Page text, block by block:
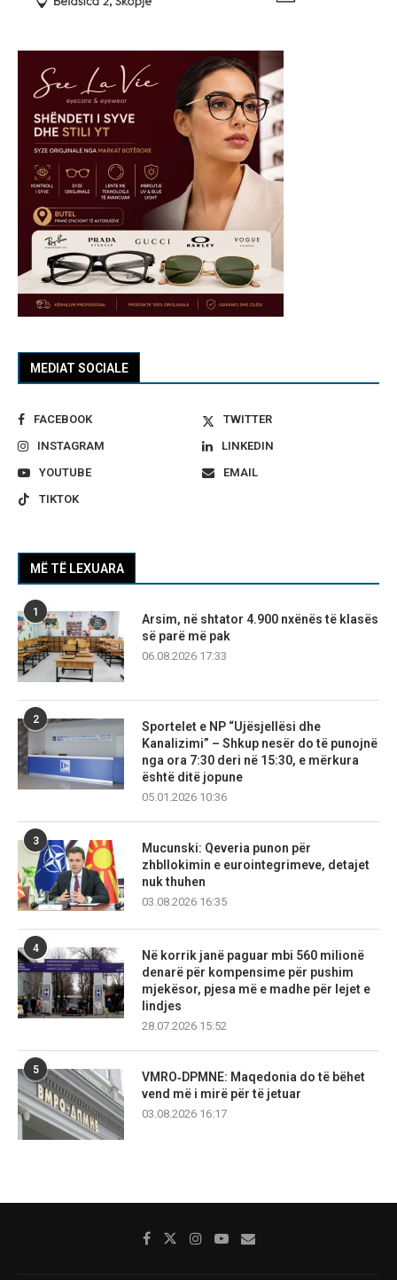
MEDIAT SOCIALE
FACEBOOK
TWITTER
INSTAGRAM
LINKEDIN
YOUTUBE
EMAIL
TIKTOK
MË TË LEXUARA
1
Arsim, në shtator 4.900 nxënës të klasës
së parë më pak
06.08.2026 17:33
2
Sportelet e NP “Ujësjellësi dhe
Kanalizimi” – Shkup nesër do të punojnë
nga ora 7:30 deri në 15:30, e mërkura
është ditë jopune
05.01.2026 10:36
3
Mucunski: Qeveria punon për
zhbllokimin e eurointegrimeve, detajet
nuk thuhen
03.08.2026 16:35
4
Në korrik janë paguar mbi 560 milionë
denarë për kompensime për pushim
mjekësor, pjesa më e madhe për lejet e
lindjes
28.07.2026 15:52
5
VMRO‑DPMNE: Maqedonia do të bëhet
vend më i mirë për të jetuar
03.08.2026 16:17